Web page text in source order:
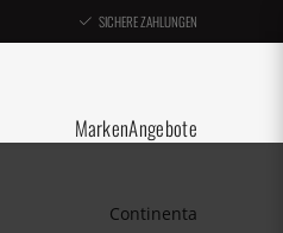
SICHERE ZAHLUNGEN
MarkenAngebote
Continenta